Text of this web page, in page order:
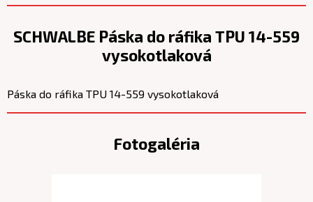
SCHWALBE Páska do ráfika TPU 14-559
vysokotlaková
Páska do ráfika TPU 14-559 vysokotlaková
Fotogaléria